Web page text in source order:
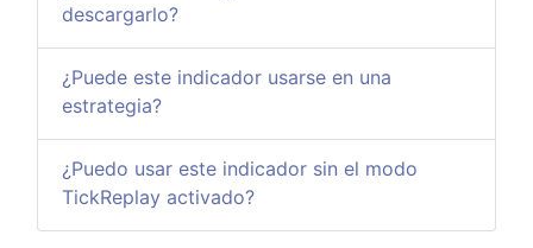
descargarlo?
¿Puede este indicador usarse en una
estrategia?
¿Puedo usar este indicador sin el modo
TickReplay activado?